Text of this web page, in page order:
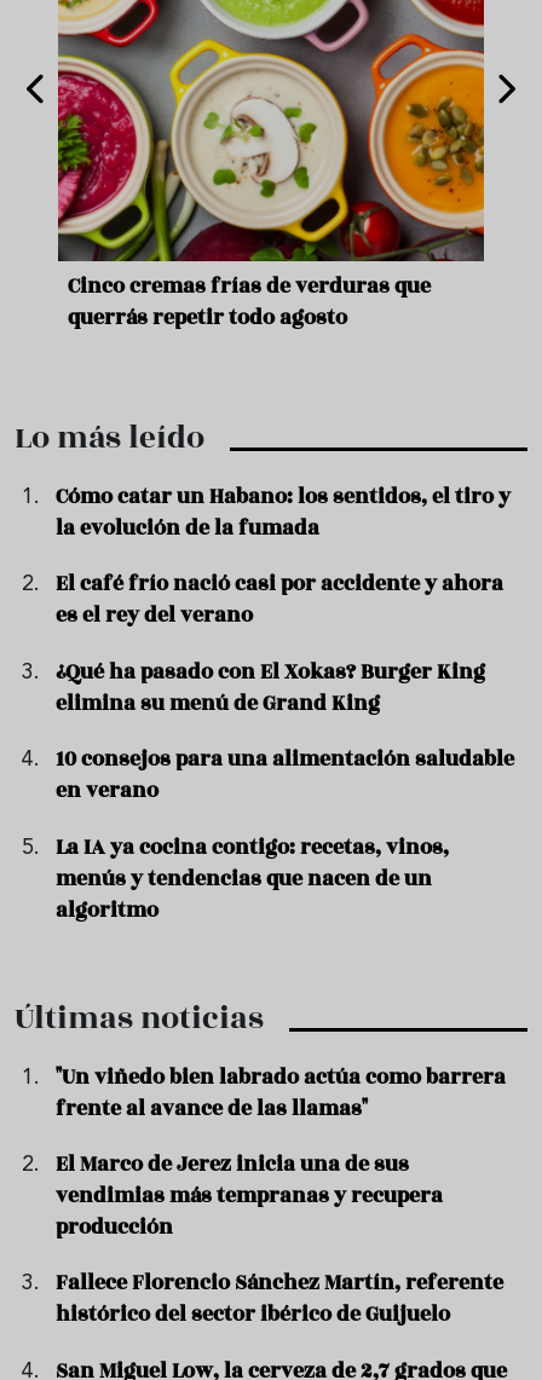
Cinco cremas frías de verduras que
querrás repetir todo agosto
Lo más leído
Cómo catar un Habano: los sentidos, el tiro y
la evolución de la fumada
El café frío nació casi por accidente y ahora
es el rey del verano
¿Qué ha pasado con El Xokas? Burger King
elimina su menú de Grand King
10 consejos para una alimentación saludable
en verano
La IA ya cocina contigo: recetas, vinos,
menús y tendencias que nacen de un
algoritmo
Últimas noticias
"Un viñedo bien labrado actúa como barrera
frente al avance de las llamas"
El Marco de Jerez inicia una de sus
vendimias más tempranas y recupera
producción
Fallece Florencio Sánchez Martín, referente
histórico del sector ibérico de Guijuelo
San Miguel Low, la cerveza de 2,7 grados que